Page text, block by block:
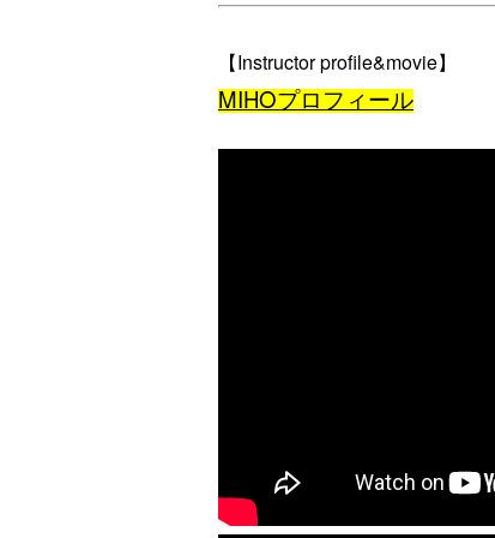
【Instructor profile&movie】
MIHOプロフィール